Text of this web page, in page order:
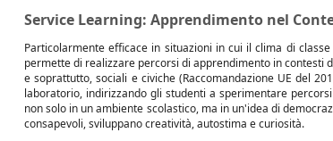
Service Learning: Apprendimento nel
Particolarmente efficace in situazioni in cui il clima di
permette di realizzare percorsi di apprendimento in contesti
e soprattutto, sociali e civiche (Raccomandazione UE del
laboratorio, indirizzando gli studenti a sperimentare
non solo in un ambiente scolastico, ma in un'idea di
consapevoli, sviluppano creatività, autostima e curiosità.